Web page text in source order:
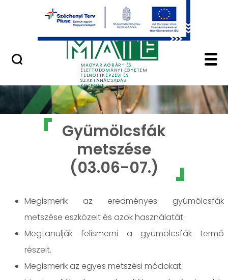
Ugrás a fő tartalomhoz
MAGYAR AGRÁR- ÉS
ÉLETTUDOMÁNYI EGYETEM
FELNŐTTKÉPZÉSI ÉS
SZAKTANÁCSADÁSI
KÖZPONT
Gyümölcsfák
Gyümölcsfák
metszése
(03.06-07.)
Megismerik az eredményes gyümölcsfák
metszése eszközeit és azok használatát.
Megtanulják felismerni a gyümölcsfák termő
részeit.
Megismerik az egyes metszési módokat.